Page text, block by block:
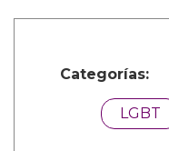
Categorías:
LGBT